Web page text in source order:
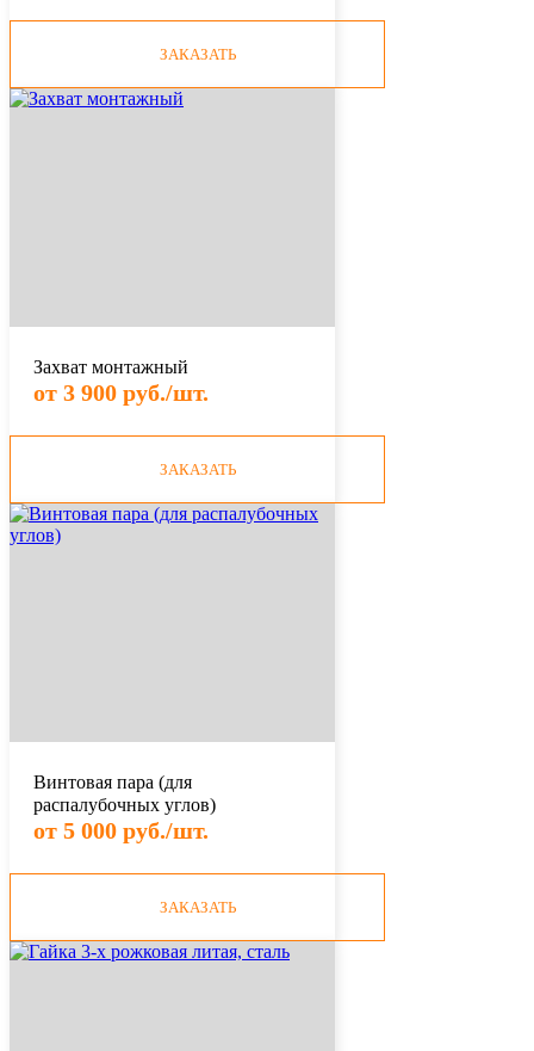
ЗАКАЗАТЬ
Захват монтажный
от 3 900 руб./шт.
ЗАКАЗАТЬ
Винтовая пара (для
распалубочных углов)
от 5 000 руб./шт.
ЗАКАЗАТЬ